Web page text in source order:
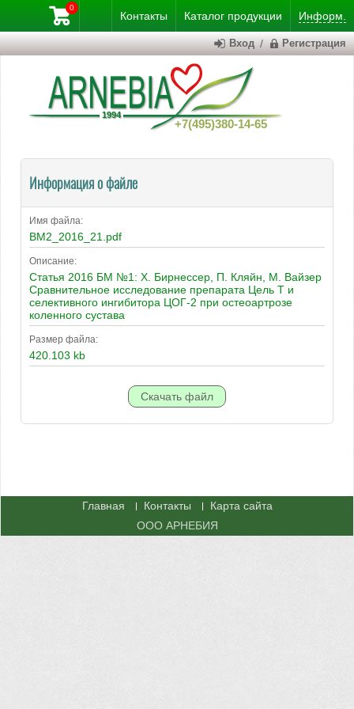
Контакты Каталог продукции Информ.
+7(495)380-14-65
0
Вход / Регистрация
Информация о файле
Имя файла:
BM2_2016_21.pdf
Описание:
Статья 2016 БМ №1: Х. Бирнессер, П. Кляйн, М. Вайзер
Сравнительное исследование препарата Цель Т и
селективного ингибитора ЦОГ-2 при остеоартрозе
коленного сустава
Размер файла:
420.103 kb
Главная Контакты
Карта сайта
ООО АРНЕБИЯ